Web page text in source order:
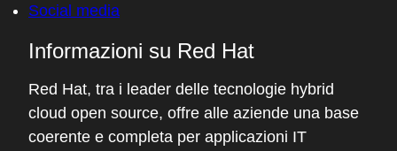
Social media
Informazioni su Red Hat
Red Hat, tra i leader delle tecnologie hybrid
cloud open source, offre alle aziende una base
coerente e completa per applicazioni IT